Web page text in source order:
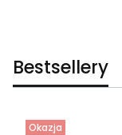
Bestsellery
Okazja